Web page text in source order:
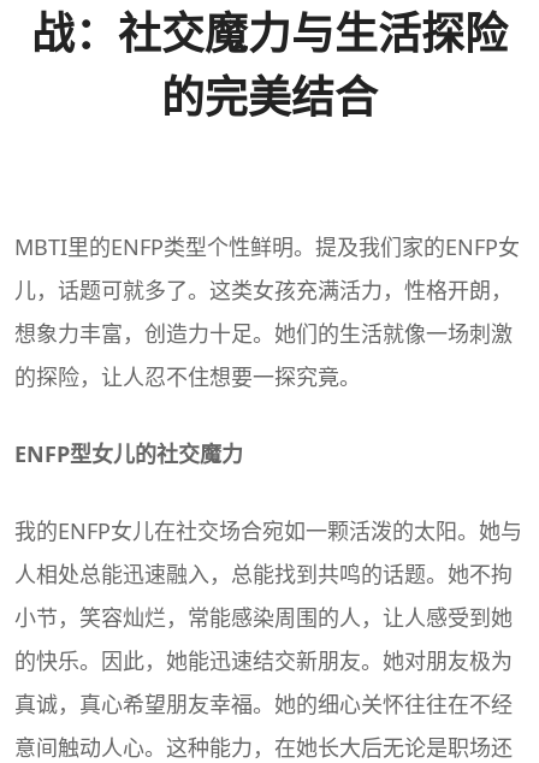
战：社交魔力与生活探险
的完美结合
MBTI里的ENFP类型个性鲜明。提及我们家的ENFP女
儿，话题可就多了。这类女孩充满活力，性格开朗，
想象力丰富，创造力十足。她们的生活就像一场刺激
的探险，让人忍不住想要一探究竟。
ENFP型女儿的社交魔力
我的ENFP女儿在社交场合宛如一颗活泼的太阳。她与
人相处总能迅速融入，总能找到共鸣的话题。她不拘
小节，笑容灿烂，常能感染周围的人，让人感受到她
的快乐。因此，她能迅速结交新朋友。她对朋友极为
真诚，真心希望朋友幸福。她的细心关怀往往在不经
意间触动人心。这种能力，在她长大后无论是职场还